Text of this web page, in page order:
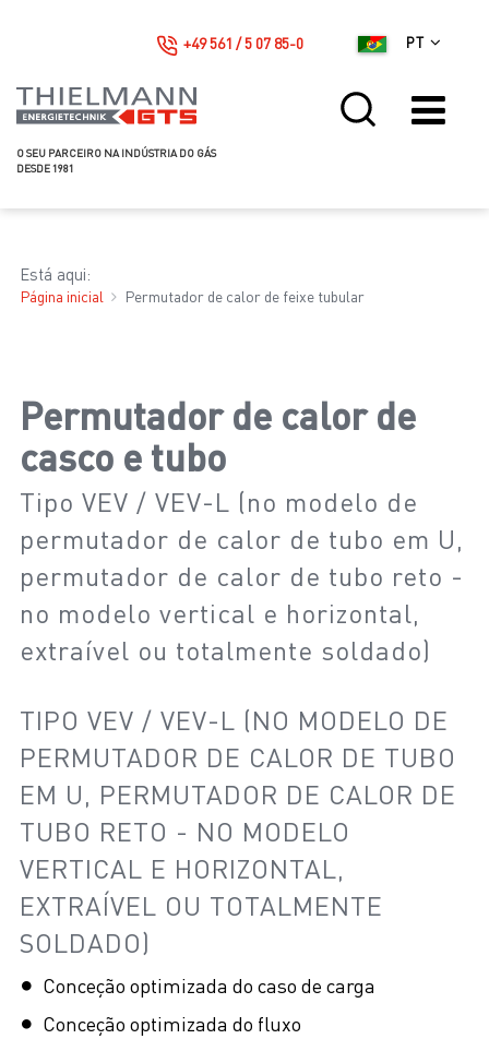
O SEU PARCEIRO NA INDÚSTRIA DO GÁS
DESDE 1981
PT
+49 561 / 5 07 85-0
Está aqui:
Página inicial Permutador de calor de feixe tubular
Permutador de calor de
casco e tubo
Tipo VEV / VEV-L (no modelo de
permutador de calor de tubo em U,
permutador de calor de tubo reto -
no modelo vertical e horizontal,
extraível ou totalmente soldado)
TIPO VEV / VEV-L (NO MODELO DE
PERMUTADOR DE CALOR DE TUBO
EM U, PERMUTADOR DE CALOR DE
TUBO RETO - NO MODELO
VERTICAL E HORIZONTAL,
EXTRAÍVEL OU TOTALMENTE
SOLDADO)
Conceção optimizada do caso de carga
Conceção optimizada do fluxo